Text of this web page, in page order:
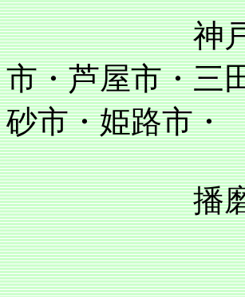
神戸市・尼
市・芦屋市・三
砂市・姫路市・
播磨町・